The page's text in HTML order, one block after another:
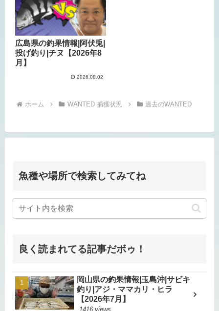
広島県の釣果情報|阿伏兎|
投げ釣り|チヌ【2026年8
月】
2026.08.02
ホーム WANTED 捕獲状況 過去のWANTED
魚種や場所で検索してみてね
良く読まれてる記事だボゥ！
岡山県の釣果情報|玉島沖|サビキ
釣り|アジ・ママカリ・ヒラ
【2026年7月】
1416 views